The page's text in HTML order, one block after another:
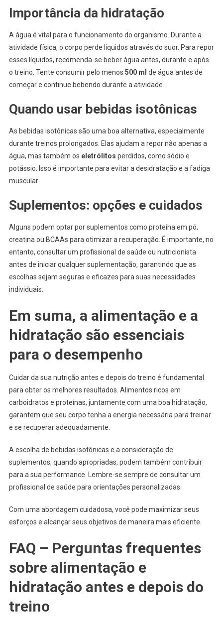
Importância da hidratação
A água é vital para o funcionamento do organismo. Durante a
atividade física, o corpo perde líquidos através do suor. Para repor
esses líquidos, recomenda-se beber água antes, durante e após
o treino. Tente consumir pelo menos 500 ml de água antes de
começar e continue bebendo durante a atividade.
Quando usar bebidas isotônicas
As bebidas isotônicas são uma boa alternativa, especialmente
durante treinos prolongados. Elas ajudam a repor não apenas a
água, mas também os eletrólitos perdidos, como sódio e
potássio. Isso é importante para evitar a desidratação e a fadiga
muscular.
Suplementos: opções e cuidados
Alguns podem optar por suplementos como proteína em pó,
creatina ou BCAAs para otimizar a recuperação. É importante, no
entanto, consultar um profissional de saúde ou nutricionista
antes de iniciar qualquer suplementação, garantindo que as
escolhas sejam seguras e eficazes para suas necessidades
individuais.
Em suma, a alimentação e a
hidratação são essenciais
para o desempenho
Cuidar da sua nutrição antes e depois do treino é fundamental
para obter os melhores resultados. Alimentos ricos em
carboidratos e proteínas, juntamente com uma boa hidratação,
garantem que seu corpo tenha a energia necessária para treinar
e se recuperar adequadamente.
A escolha de bebidas isotônicas e a consideração de
suplementos, quando apropriadas, podem também contribuir
para a sua performance. Lembre-se sempre de consultar um
profissional de saúde para orientações personalizadas.
Com uma abordagem cuidadosa, você pode maximizar seus
esforços e alcançar seus objetivos de maneira mais eficiente.
FAQ – Perguntas frequentes
sobre alimentação e
hidratação antes e depois do
treino